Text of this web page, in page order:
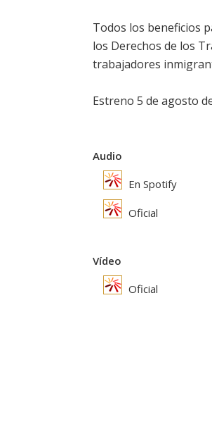
Todos los beneficios
los Derechos de los
trabajadores
Estreno 5 de agosto
Audio
En Spotify
Oficial
Vídeo
Oficial